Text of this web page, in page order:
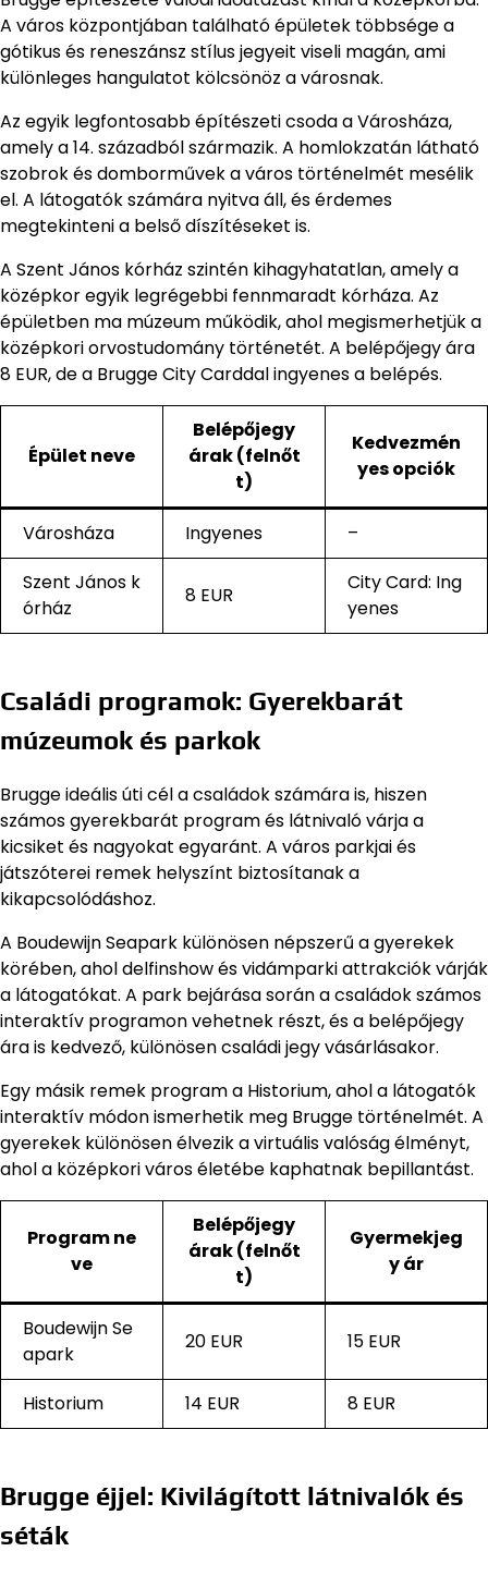
A város központjában található épületek többsége a
gótikus és reneszánsz stílus jegyeit viseli magán, ami
különleges hangulatot kölcsönöz a városnak.
Az egyik legfontosabb építészeti csoda a Városháza,
amely a 14. századból származik. A homlokzatán látható
szobrok és domborművek a város történelmét mesélik
el. A látogatók számára nyitva áll, és érdemes
megtekinteni a belső díszítéseket is.
A Szent János kórház szintén kihagyhatatlan, amely a
középkor egyik legrégebbi fennmaradt kórháza. Az
épületben ma múzeum működik, ahol megismerhetjük a
középkori orvostudomány történetét. A belépőjegy ára
8 EUR, de a Brugge City Carddal ingyenes a belépés.
Épület neve
Belépőjegy
árak (felnőt
t)
Kedvezmén
yes opciók
Városháza Ingyenes
–
Szent János k
órház
8 EUR
City Card: Ing
yenes
Családi programok: Gyerekbarát
múzeumok és parkok
Brugge ideális úti cél a családok számára is, hiszen
számos gyerekbarát program és látnivaló várja a
kicsiket és nagyokat egyaránt. A város parkjai és
játszóterei remek helyszínt biztosítanak a
kikapcsolódáshoz.
A Boudewijn Seapark különösen népszerű a gyerekek
körében, ahol delfinshow és vidámparki attrakciók várják
a látogatókat. A park bejárása során a családok számos
interaktív programon vehetnek részt, és a belépőjegy
ára is kedvező, különösen családi jegy vásárlásakor.
Egy másik remek program a Historium, ahol a látogatók
interaktív módon ismerhetik meg Brugge történelmét. A
gyerekek különösen élvezik a virtuális valóság élményt,
ahol a középkori város életébe kaphatnak bepillantást.
Program ne
ve
Belépőjegy
árak (felnőt
t)
Gyermekjeg
y ár
Boudewijn Se
apark
20 EUR 15 EUR
Historium 14 EUR 8 EUR
Brugge éjjel: Kivilágított látnivalók és
séták